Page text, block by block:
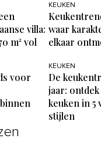
villa:
m² vol
KEUKEN
waar
elkaar
voor
KEUKEN
De
jaar:
keuken in 5
stijlen